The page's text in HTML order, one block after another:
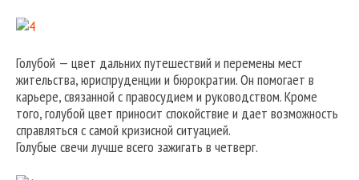
Голубой — цвет дальних путешествий и перемены мест
жительства, юриспруденции и бюрократии. Он помогает в
карьере, связанной с правосудием и руководством. Кроме
того, голубой цвет приносит спокойствие и дает возможность
справляться с самой кризисной ситуацией.
Голубые свечи лучше всего зажигать в четверг.